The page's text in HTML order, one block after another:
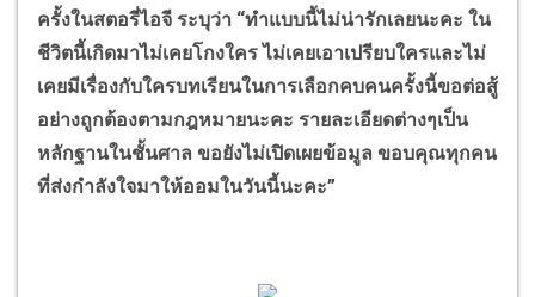
ครั้งในสตอรี่ไอจี ระบุว่า “ทำแบบนี้ไม่น่ารักเลยนะคะ ใน
ชีวิตนี้เกิดมาไม่เคยโกงใคร ไม่เคยเอาเปรียบใครและไม่
เคยมีเรื่องกับใครบทเรียนในการเลือกคบคนครั้งนี้ขอต่อสู้
อย่างถูกต้องตามกฎหมายนะคะ รายละเอียดต่างๆเป็น
หลักฐานในชั้นศาล ขอยังไม่เปิดเผยข้อมูล ขอบคุณทุกคน
ที่ส่งกำลังใจมาให้ออมในวันนี้นะคะ”